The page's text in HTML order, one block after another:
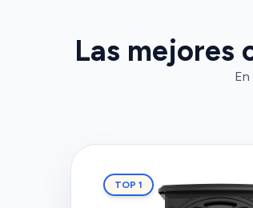
Las mejores
TOP 1